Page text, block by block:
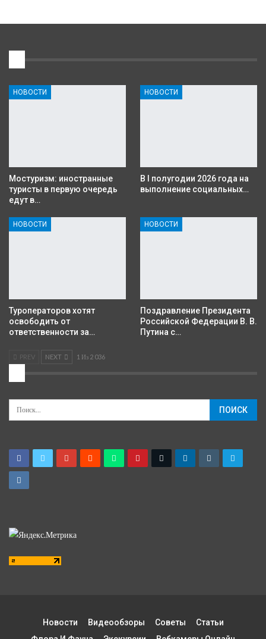
НОВОСТИ
Мостуризм: иностранные
туристы в первую очередь
едут в…
НОВОСТИ
В I полугодии 2026 года на
выполнение социальных…
НОВОСТИ
Туроператоров хотят
освободить от
ответственности за…
НОВОСТИ
Поздравление Президента
Российской Федерации В. В.
Путина с…
PREV NEXT 1 Из 2 036
Новости Видеообзоры Советы
Статьи